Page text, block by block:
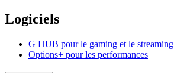
Logiciels
G HUB pour le gaming et le streaming
Options+ pour les performances